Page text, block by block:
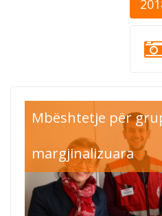
okta red
cross.jpg
Mbështetje për
margjinalizuara